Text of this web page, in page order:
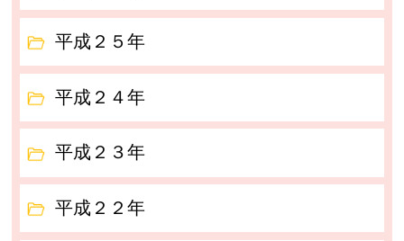
平成２５年
平成２４年
平成２３年
平成２２年